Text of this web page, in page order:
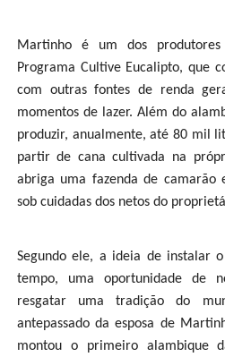
Martinho é um dos
Programa Cultive Eucalipto, que
com outras fontes de renda
momentos de lazer. Além do
produzir, anualmente, até 80 mil
partir de cana cultivada na
abriga uma fazenda de camarão
sob cuidadas dos netos do
Segundo ele, a ideia de instalar
tempo, uma oportunidade de
resgatar uma tradição do
antepassado da esposa de
montou o primeiro alambique